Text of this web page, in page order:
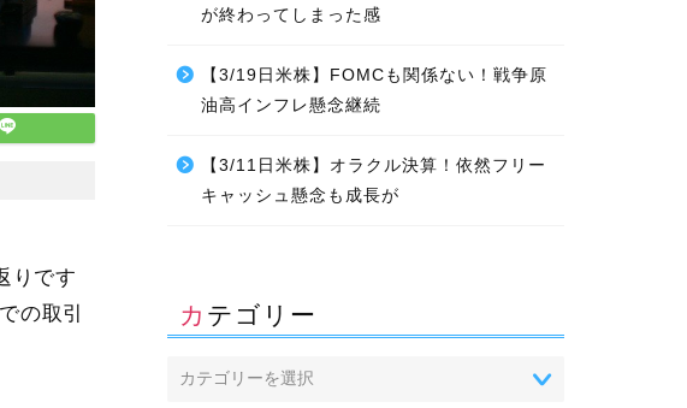
りです
の取引
が終わってしまった感
【3/19日米株】FOMCも関係ない！戦争原
油高インフレ懸念継続
【3/11日米株】オラクル決算！依然フリー
キャッシュ懸念も成長が
カテゴリー